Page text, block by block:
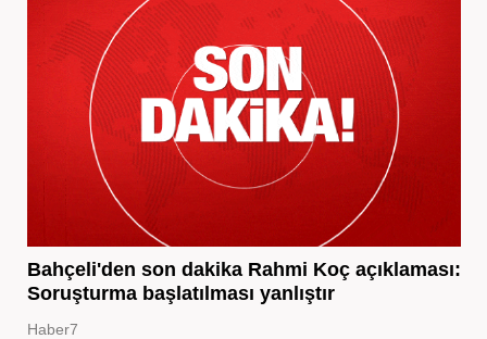
Bahçeli'den son dakika Rahmi Koç açıklaması:
Soruşturma başlatılması yanlıştır
Haber7